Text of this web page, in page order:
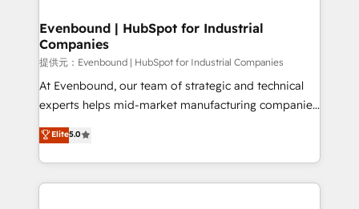
Agent Creation 🔄 Custom Integrations & Data
Migration Why 1406 We become part of your team.
Your team learns while we build. We fix what others
broke. Built for mid-market reality—practical
solutions that work with your actual headcount and
HubSpot partners 🔄 Top 5% globally in client
retention 📅 8+ years of consistent results since 2017
Evenbound | HubSpot for Industrial
Companies
提供元：Evenbound | HubSpot for Industrial Companies
At Evenbound, our team of strategic and technical
experts helps mid-market manufacturing companies
achieve real growth. We specialize in delivering
tailored solutions that drive results by leveraging
HubSpot’s platform and data to fuel success.
Technical Solutions: - HubSpot Technical Consulting -
Elite5.0